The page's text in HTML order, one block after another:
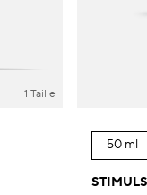
1 Taille
50 ml